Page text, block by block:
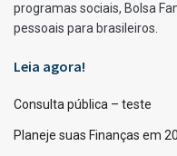
programas sociais, Bolsa
pessoais para brasileiros.
Leia agora!
Consulta pública – teste
Planeje suas Finanças em